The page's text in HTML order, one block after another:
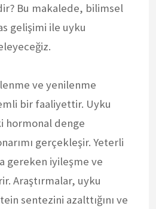
Bu makalede, bilimsel
gelişimi ile uyku
ve yenilenme
bir faaliyettir. Uyku
hormonal denge
gerçekleşir. Yeterli
gereken iyileşme ve
Araştırmalar, uyku
sentezini azalttığını ve